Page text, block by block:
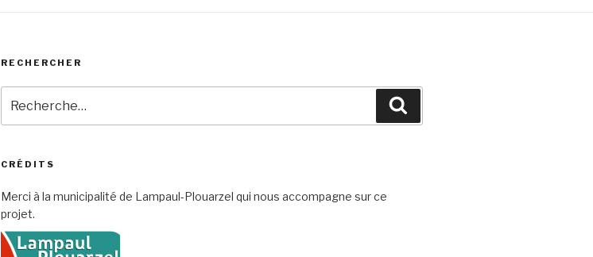
RECHERCHER
pour
:
CRÉDITS
Merci à la municipalité de Lampaul-Plouarzel qui nous accompagne sur ce
projet.